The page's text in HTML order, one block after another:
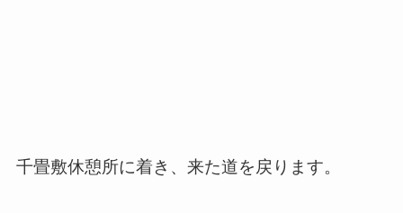
千畳敷休憩所に着き、来た道を戻ります。